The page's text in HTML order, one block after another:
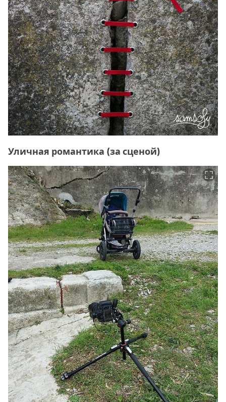
Уличная романтика (за сценой)